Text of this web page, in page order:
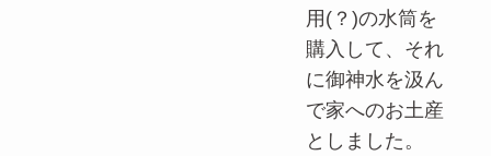
用(？)の水筒を
購入して、それ
に御神水を汲ん
で家へのお土産
としました。